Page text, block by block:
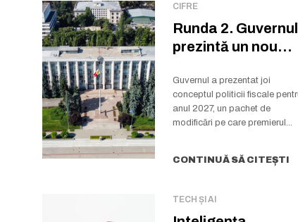
CIFRE
Runda 2. Guvernul
prezintă un nou
Guvernul a prezentat joi
conceptul politicii fiscale
anul 2027, un pachet de
modificări pe care premierul...
CONTINUĂ SĂ CITEȘTI
TECH ȘI AI